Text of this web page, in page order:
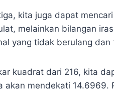
kita juga dapat
melainkan bilangan
yang tidak berulang dan
kuadrat dari 216, kita
akan mendekati 14.6969.